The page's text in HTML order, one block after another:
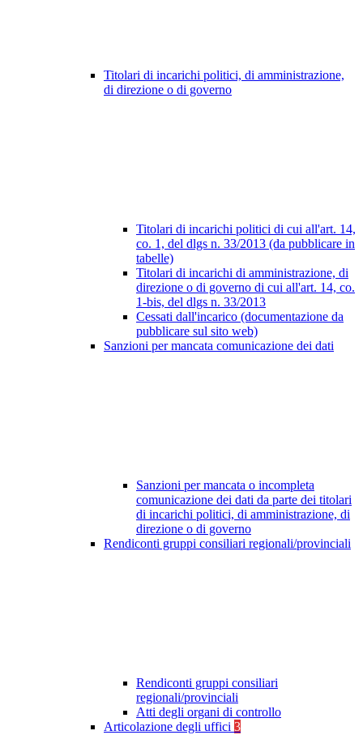
Titolari di incarichi politici, di amministrazione,
di direzione o di governo
Titolari di incarichi politici di cui all'art. 14,
co. 1, del dlgs n. 33/2013 (da pubblicare in
tabelle)
Titolari di incarichi di amministrazione, di
direzione o di governo di cui all'art. 14, co.
1-bis, del dlgs n. 33/2013
Cessati dall'incarico (documentazione da
pubblicare sul sito web)
Sanzioni per mancata comunicazione dei dati
Sanzioni per mancata o incompleta
comunicazione dei dati da parte dei titolari
di incarichi politici, di amministrazione, di
direzione o di governo
Rendiconti gruppi consiliari regionali/provinciali
Rendiconti gruppi consiliari
regionali/provinciali
Atti degli organi di controllo
Articolazione degli uffici 3